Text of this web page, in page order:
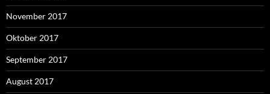
November 2017
Oktober 2017
September 2017
August 2017